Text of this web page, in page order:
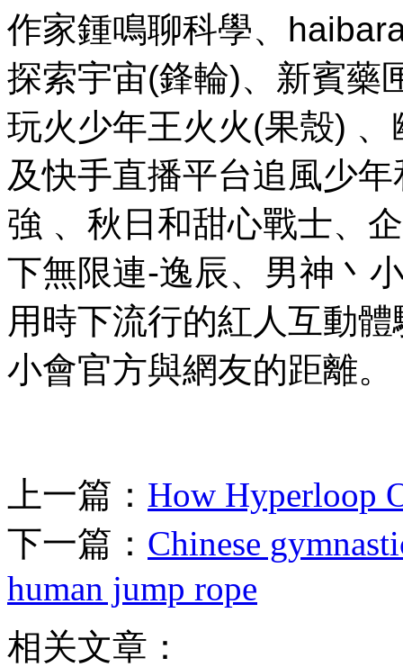
作家鍾鳴聊科學、
探索宇宙(鋒輪)、新賓藥匣
玩火少年王火火(果殼)
及快手直播平台追風少年
強 、秋日和甜心戰士
下無限連-逸辰、男神丶
用時下流行的紅人互動
小會官方與網友的距離。
上一篇： How Hyperloop
下一篇： Chinese
human jump rope
相关文章：